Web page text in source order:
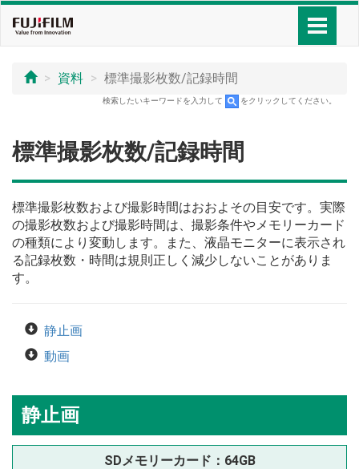
資料 標準撮影枚数/記録時間
検索したいキーワードを入力して をクリックしてください。
標準撮影枚数/記録時間
標準撮影枚数および撮影時間はおおよその目安です。実際
の撮影枚数および撮影時間は、撮影条件やメモリーカード
の種類により変動します。また、液晶モニターに表示され
る記録枚数・時間は規則正しく減少しないことがありま
す。
静止画
動画
静止画
SDメモリーカード：64GB